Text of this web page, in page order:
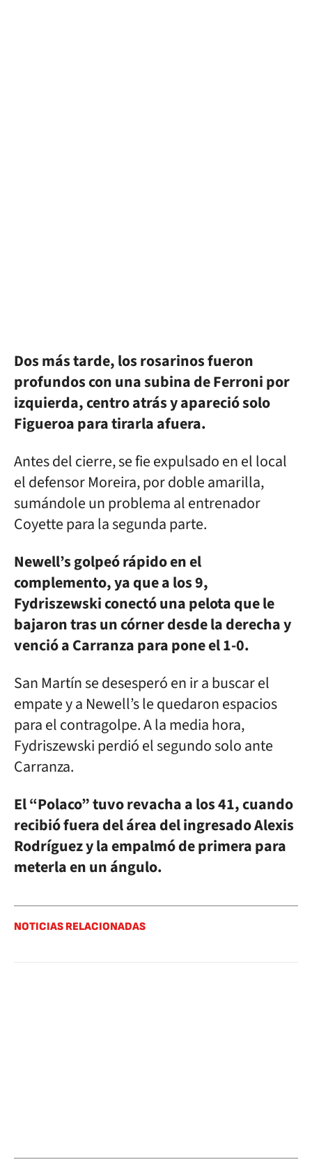
Dos más tarde, los rosarinos fueron
profundos con una subina de Ferroni por
izquierda, centro atrás y apareció solo
Figueroa para tirarla afuera.
Antes del cierre, se fie expulsado en el local
el defensor Moreira, por doble amarilla,
sumándole un problema al entrenador
Coyette para la segunda parte.
Newell’s golpeó rápido en el
complemento, ya que a los 9,
Fydriszewski conectó una pelota que le
bajaron tras un córner desde la derecha y
venció a Carranza para pone el 1-0.
San Martín se desesperó en ir a buscar el
empate y a Newell’s le quedaron espacios
para el contragolpe. A la media hora,
Fydriszewski perdió el segundo solo ante
Carranza.
El “Polaco” tuvo revacha a los 41, cuando
recibió fuera del área del ingresado Alexis
Rodríguez y la empalmó de primera para
meterla en un ángulo.
NOTICIAS RELACIONADAS